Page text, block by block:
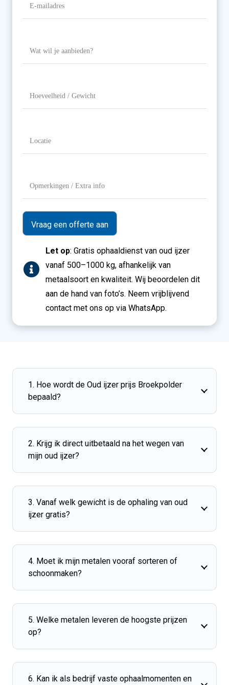
Extra
info
Let op: Gratis ophaaldienst van oud ijzer
vanaf 500–1000 kg, afhankelijk van
metaalsoort en kwaliteit. Wij beoordelen dit
aan de hand van foto’s. Neem vrijblijvend
contact met ons op via WhatsApp.
1. Hoe wordt de Oud ijzer prijs Broekpolder
bepaald?
2. Krijg ik direct uitbetaald na het wegen van
mijn oud ijzer?
3. Vanaf welk gewicht is de ophaling van oud
ijzer gratis?
4. Moet ik mijn metalen vooraf sorteren of
schoonmaken?
5. Welke metalen leveren de hoogste prijzen
op?
6. Kan ik als bedrijf vaste ophaalmomenten en